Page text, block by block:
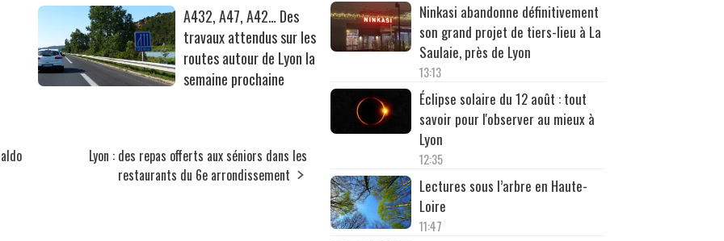
A432, A47, A42… Des
travaux attendus sur les
routes autour de Lyon la
semaine prochaine
Lyon : des repas offerts aux séniors dans les
restaurants du 6e arrondissement
Ninkasi abandonne définitivement
son grand projet de tiers-lieu à La
Saulaie, près de Lyon
13:13
Éclipse solaire du 12 août : tout
savoir pour l'observer au mieux à
Lyon
12:35
Lectures sous l’arbre en Haute-
Loire
11:47